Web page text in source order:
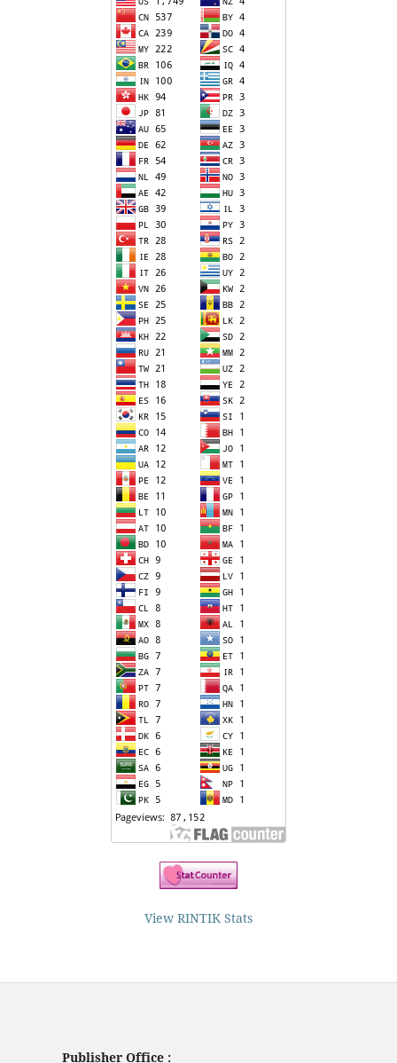
View RINTIK Stats
Publisher Office :